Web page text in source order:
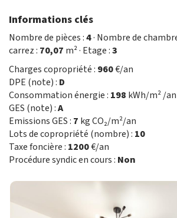
Informations clés
Nombre de pièces :4· Nombre de
carrez : 70,07 m² · Etage :3
Charges copropriété : 960€/an
DPE (note) : D
Consommation énergie : 198 kWh/m² /an
GES (note) :A
Emissions GES : 7 kg CO₂/m²/an
Lots de copropriété (nombre) : 10
Taxe foncière : 1200€/an
Procédure syndic en cours : Non